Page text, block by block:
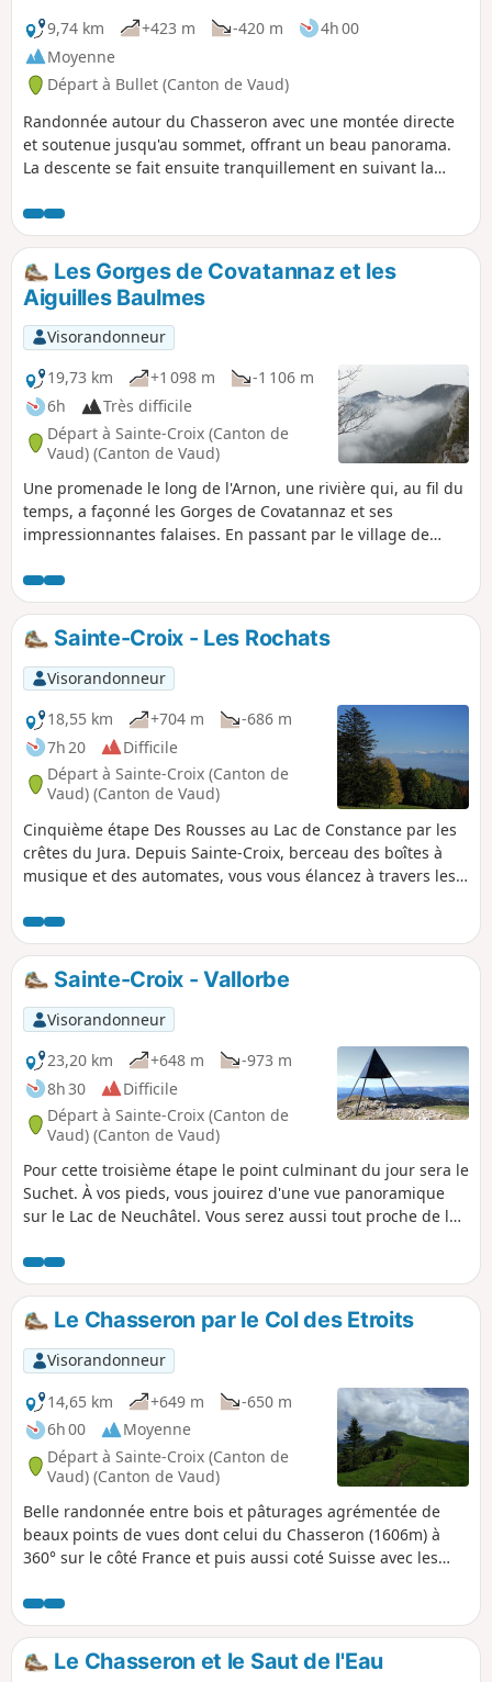
9,74 km
+423 m -420 m
4h 00
Moyenne
Départ à Bullet (Canton de Vaud)
Randonnée autour du Chasseron avec une montée directe
et soutenue jusqu'au sommet, offrant un beau panorama.
La descente se fait ensuite tranquillement en suivant la
parking. Parcours accessible.
Les Gorges de Covatannaz et les
Aiguilles Baulmes
Visorandonneur
19,73 km
+1 098 m
-1 106 m
6h
Très difficile
Départ à Sainte-Croix (Canton de
Vaud) (Canton de Vaud)
Une promenade le long de l'Arnon, une rivière qui, au fil du
temps, a façonné les Gorges de Covatannaz et ses
impressionnantes falaises. En passant par le village de
direction des Aiguilles de Baulmes, ensemble de crêts
culminant à 1560 m. Le cheminement le long de la crête
offre un magnifique panorama à 180° sur les Alpes, le Lac
de Neuchâtel, le Lac Léman et le plateau Vaudois.
Sainte-Croix - Les Rochats
Visorandonneur
18,55 km
+704 m
-686 m
7h 20
Difficile
Départ à Sainte-Croix (Canton de
Vaud) (Canton de Vaud)
Cinquième étape Des Rousses au Lac de Constance par les
crêtes du Jura. Depuis Sainte-Croix, berceau des boîtes à
musique et des automates, vous vous élancez à travers les
et des Avattes. Le chemin serpente ensuite vers les Petites
Roches, avant d’atteindre la mystérieuse Pierre de la Paix,
un lieu chargé d’énergie et de sérénité. Un dernier effort
vous hisse au sommet du Chasseron, à 1608 m d’altitude, où
un panorama grandiose s’ouvre sur la Suisse et la France. À
vos pieds s’étendent le lac de Neuchâtel et, plus au sud, le
majestueux Léman. Ce sont près de 250 km de crêtes
alpines qui se dessinent à l’horizon, dans une fresque
naturelle à couper le souffle. La descente s’effectue en
douceur jusqu’au hameau des Rochats, au départ de la
caserne militaire, témoin discret d’un passé oublié.
Sainte-Croix - Vallorbe
Visorandonneur
23,20 km
+648 m
-973 m
8h 30
Difficile
Départ à Sainte-Croix (Canton de
Vaud) (Canton de Vaud)
Pour cette troisième étape le point culminant du jour sera le
Suchet. À vos pieds, vous jouirez d'une vue panoramique
sur le Lac de Neuchâtel. Vous serez aussi tout proche de la
présence de l'ancien artisanat du chemin de fer.
Le Chasseron par le Col des Etroits
Visorandonneur
14,65 km
+649 m
-650 m
6h 00
Moyenne
Départ à Sainte-Croix (Canton de
Vaud) (Canton de Vaud)
Belle randonnée entre bois et pâturages agrémentée de
beaux points de vues dont celui du Chasseron (1606m) à
360° sur le côté France et puis aussi coté Suisse avec les
conditions atmosphériques, on peut voir et admirer les
Alpes bernoises, vaudoises et françaises.
Le Chasseron et le Saut de l'Eau